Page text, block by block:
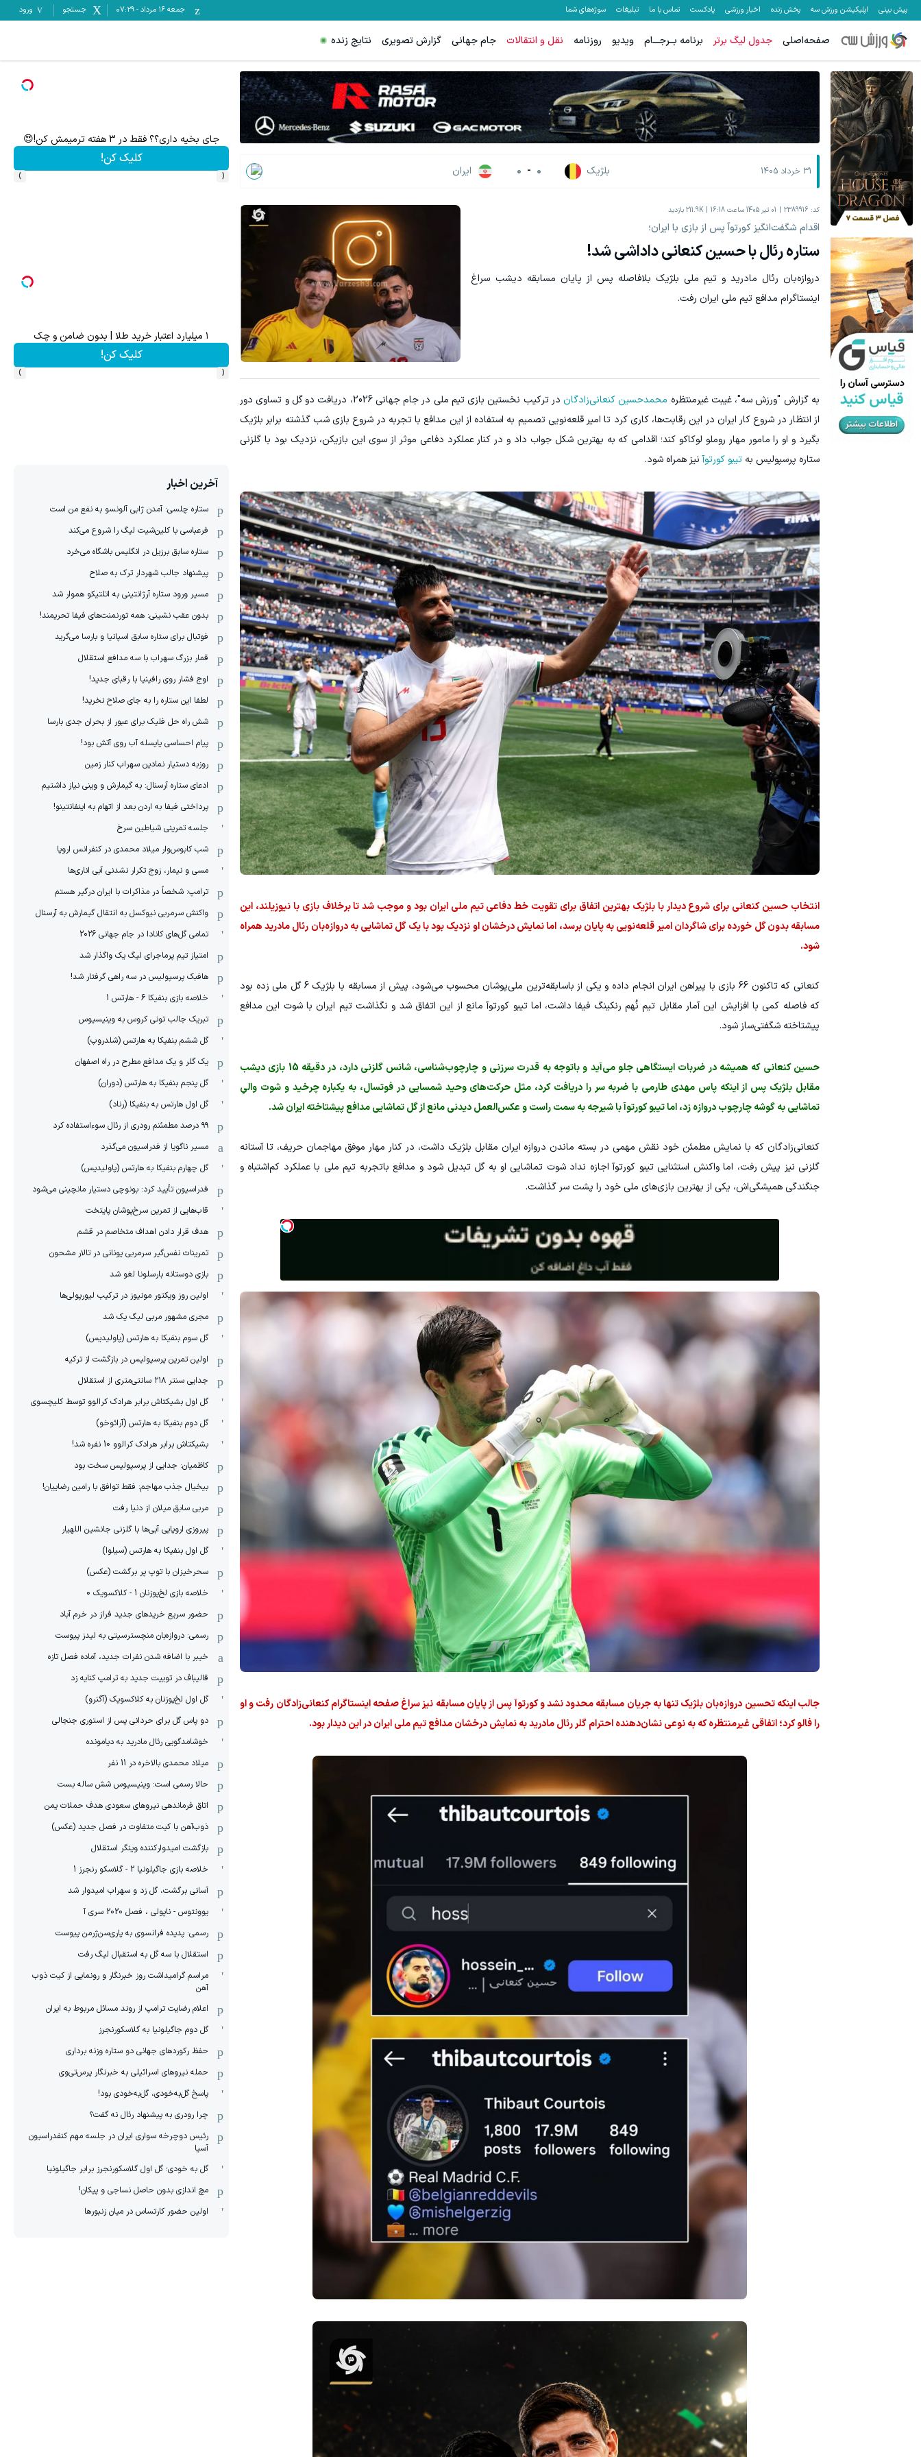
پیش بینی اپلیکیشن ورزش سه پخش زنده اخبار ورزشی پادکست تماس با ما تبلیغات سوژه‌های شما جمعه ۱۶ مرداد -
07:29 جستجو ورود
صفحه‌اصلی جدول لیگ برتر برنامه بــرجـــام ویدیو روزنامه نقل و انتقالات جام جهانی گزارش تصویری نتایج زنده
31 خرداد 1405 بلژیک 0
-
0 ایران
کد: 2389916 01 تیر 1405 ساعت 16:18 211.9K بازدید
اقدام شگفت‌انگیز کورتوآ پس از بازی با ایران؛
ستاره رئال با حسین کنعانی داداشی شد!
دروازه‌بان رئال مادرید و تیم ملی بلژیک بلافاصله پس از پایان مسابقه دیشب سراغ
اینستاگرام مدافع تیم ملی ایران رفت.
به گزارش "ورزش سه"، غیبت غیرمنتظره محمدحسین کنعانی‌زادگان
در ترکیب نخستین بازی تیم ملی در جام جهانی 2026، دریافت دو گل و تساوی دور
از انتظار در شروع کار ایران در این رقابت‌ها، کاری کرد تا امیر قلعه‌نویی تصمیم به استفاده از این مدافع با تجربه در شروع بازی شب گذشته برابر بلژیک
بگیرد و او را مامور مهار روملو لوکاکو کند؛ اقدامی که به بهترین شکل جواب داد و در کنار عملکرد دفاعی موثر از سوی این بازیکن، نزدیک بود با گلزنی
ستاره پرسپولیس به تیبو کورتوآنیز همراه شود.
انتخاب حسین کنعانی برای شروع دیدار با بلژیک بهترین اتفاق برای تقویت خط دفاعی تیم ملی ایران بود و موجب شد تا برخلاف بازی با نیوزیلند، این
مسابقه بدون گل خورده برای شاگردان امیر قلعه‌نویی به پایان برسد، اما نمایش درخشان او نزدیک بود با یک گل تماشایی به دروازه‌بان رئال مادرید همراه
شود.
کنعانی که تاکنون 66 بازی با پیراهن ایران انجام داده و یکی از باسابقه‌ترین ملی‌پوشان محسوب می‌شود، پیش از مسابقه با بلژیک 6 گل ملی زده بود
که فاصله کمی با افزایش این آمار مقابل تیم نُهم رنکینگ فیفا داشت، اما تیبو کورتوآ مانع از این اتفاق شد و نگذاشت تیم ایران با شوت این مدافع
پیشتاخته شگفتی‌ساز شود.
حسین کنعانی که همیشه در ضربات ایستگاهی جلو می‌آید و باتوجه به قدرت سرزنی و چارچوب‌شناسی، شانس گلزنی دارد، در دقیقه 15 بازی دیشب
مقابل بلژیک پس از اینکه پاس مهدی طارمی با ضربه سر را دریافت کرد، مثل حرکت‌های وحید شمسایی در فوتسال، به یکباره چرخید و شوت والیِ
تماشایی به گوشه چارچوب دروازه زد، اما تیبو کورتوآ با شیرجه به سمت راست و عکس‌العمل دیدنی مانع از گل تماشایی مدافع پیشتاخته ایران شد.
کنعانی‌زادگان که با نمایش مطمئن خود نقش مهمی در بسته ماندن دروازه ایران مقابل بلژیک داشت، در کنار مهار موفق مهاجمان حریف، تا آستانه
گلزنی نیز پیش رفت، اما واکنش استثنایی تیبو کورتوآ اجازه نداد شوت تماشایی او به گل تبدیل شود و مدافع باتجربه تیم ملی با عملکرد کم‌اشتباه و
جنگندگی همیشگی‌اش، یکی از بهترین بازی‌های ملی خود را پشت سر گذاشت.
جالب اینکه تحسین دروازه‌بان بلژیک تنها به جریان مسابقه محدود نشد و کورتوآ پس از پایان مسابقه نیز سراغ صفحه اینستاگرام کنعانی‌زادگان رفت و او
را فالو کرد؛ اتفاقی غیرمنتظره که به نوعی نشان‌دهنده احترام گلر رئال مادرید به نمایش درخشان مدافع تیم ملی ایران در این دیدار بود.
جای بخیه داری؟؟ فقط در 3 هفته ترمیمش کن!😍 از آیفون 17 و پلی استیشن 5 تا 1000 دلار جایزه ببر هنوز 50 تتر رو دریافت نکردی؟ | رایگان ثبت نام کن و رایگان شروع کن! گردونه شانس ps5 جایزه میده 🔥
بچرخونش
‹
›
۱ میلیارد اعتبار خرید طلا | بدون ضامن و چک درآمد ماهی 800 میلیونی رویا نیست! امتحانش مجانیه😉
کلیک کن!
ماشین سمند و دنا گذاشتی برای فروش ؟ اینجا سریع و
ثبت خودرو ✅
‹
›
آخرین اخبار
ستاره چلسی: آمدن ژابی آلونسو به نفع من است
فرعباسی با کلین‌شیت لیگ را شروع می‌کند
ستاره سابق برزیل در انگلیس باشگاه می‌خرد
پیشنهاد جالب شهردار ترک به صلاح
مسیر ورود ستاره آرژانتینی به اتلتیکو هموار شد
بدون عقب نشینی: همه تورنمنت‌های فیفا تحریمند!
فوتبال برای ستاره سابق اسپانیا و بارسا می‌گرید
قمار بزرگ سهراب با سه مدافع استقلال
اوج فشار روی رافینیا با رقبای جدید!
لطفا این ستاره را به جای صلاح نخرید!
شش راه حل فلیک برای عبور از بحران جدی بارسا
پیام احساسی یایسله آب روی آتش بود!
روزبه دستیار نمادین سهراب کنار زمین
ادعای ستاره آرسنال: به گیمارش و وینی نیاز داشتیم
پرداختی فیفا به اردن بعد از اتهام به اینفانتینو!
جلسه تمرینی شیاطین سرخ
شب کابوس‌وار میلاد محمدی در کنفرانس اروپا
مسی و نیمار، زوج تکرار نشدنی آبی اناری‌ها
ترامپ: شخصاً در مذاکرات با ایران درگیر هستم
واکنش سرمربی نیوکسل به انتقال گیمارش به آرسنال
تمامی گل‌های کانادا در جام جهانی 2026
امتیاز تیم پرماجرای لیگ یک واگذار شد
هافبک پرسپولیس در سه راهی گرفتار شد!
خلاصه بازی بنفیکا 6 - هارتس 1
تبریک جالب تونی کروس به وینیسیوس
گل ششم بنفیکا به هارتس (شلدروپ)
یک گلر و یک مدافع مطرح در راه اصفهان
گل پنجم بنفیکا به هارتس (دوران)
گل اول هارتس به بنفیکا (رناد)
۹۹ درصد مطمئنم رودری از رئال سوءاستفاده کرد
مسیر ناگویا از فدراسیون می‌گذرد
گل چهارم بنفیکا به هارتس (پاولیدیس)
فدراسیون تأیید کرد: بونوچی دستیار مانچینی می‌شود
قاب‌هایی از تمرین سرخ‌پوشان پایتخت
هدف قرار دادن اهداف متخاصم در قشم
‏تمرینات نفس‌گیر سرمربی یونانی در تالار مشحون
بازی دوستانه بارسلونا لغو شد
اولین روز ویکتور مونیوز در ترکیب لیورپولی‌ها
مجری مشهور مربی لیگ یک شد
گل سوم بنفیکا به هارتس (پاولیدیس)
اولین تمرین پرسپولیس در بازگشت از ترکیه
جدایی سنتر ۲۱۸ سانتی‌متری از استقلال
گل اول بشیکتاش برابر هرادک کرالوو توسط کلیچسوی
گل دوم بنفیکا به هارتس (آرائوخو)
بشیکتاش برابر هرادک کرالوو 10 نفره شد!
کاظمیان: جدایی از پرسپولیس سخت بود
بیخیال جذب مهاجم: فقط توافق با رامین رضاییان!
مربی سابق میلان از دنیا رفت
پیروزی اروپایی آبی‌ها با گلزنی جانشین اللهیار
گل اول بنفیکا به هارتس (سیلوا)
سحرخیزان با توپ پر برگشت (عکس)
خلاصه بازی لخ‌پوزنان 1 - کلاکسویک 0
حضور سریع خریدهای جدید فراز در خرم آباد
رسمی: دروازه‌بان منچسترسیتی به لیدز پیوست
خیبر با اضافه شدن نفرات جدید، آماده فصل تازه
قالیباف در توییت جدید به ترامپ کنایه زد
گل اول لخ‌پوزنان به کلاکسویک (آگنرو)
دو پاس گل برای حردانی پس از استوری جنجالی
خوشامدگویی رئال مادرید به دیامونده
میلاد محمدی بالاخره در 11 نفر
حالا رسمی است: وینیسیوس شش ساله بست
اتاق فرماندهی نیروهای سعودی هدف حملات یمن
ذوب‌آهن با کیت متفاوت در فصل جدید (عکس)
بازگشت امیدوارکننده وینگر استقلال
خلاصه بازی جاگیلونیا 2 - گلاسکو رنجرز 1
آسانی برگشت، گل زد و سهراب امیدوار شد
یوونتوس - ناپولی ، فصل 2020 سری آ
رسمی: پدیده فرانسوی به پاری‌سن‌ژرمن پیوست
استقلال با سه گل به استقبال لیگ رفت
مراسم گرامیداشت روز خبرنگار و رونمایی از کیت ذوب
آهن
اعلام رضایت ترامپ از روند مسائل مربوط به ایران
گل دوم جاگیلونیا به گلاسکورنجرز
حفظ رکوردهای جهانی دو ستاره وزنه برداری
حمله نیروهای اسرائیلی به خبرنگار پرس‌تی‌وی
پاسخ گل‌به‌خودی، گل‌به‌خودی بود!
چرا رودری به پیشنهاد رئال نه گفت؟
رئیس دوچرخه سواری ایران در جلسه مهم کنفدراسیون
آسیا
گل به خودی؛ گل اول گلاسکورنجرز برابر جاگیلونیا
مچ اندازی بدون حاصل نساجی و پیکان!
اولین حضور کارتساس در میان زنبورها